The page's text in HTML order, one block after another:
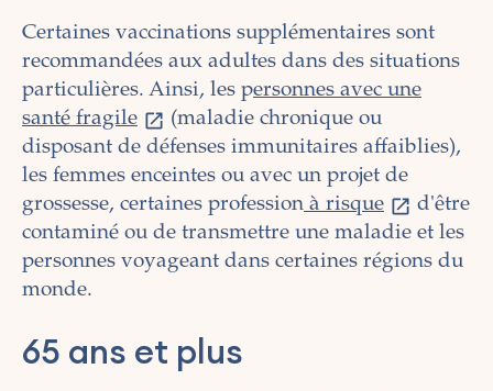
Certaines vaccinations supplémentaires sont
recommandées aux adultes dans des situations
particulières. Ainsi, les personnes avec une
santé fragile
(maladie chronique ou
disposant de défenses immunitaires affaiblies),
les femmes enceintes ou avec un projet de
grossesse, certaines profession à risque
d'être
contaminé ou de transmettre une maladie et les
personnes voyageant dans certaines régions du
monde.
65 ans et plus